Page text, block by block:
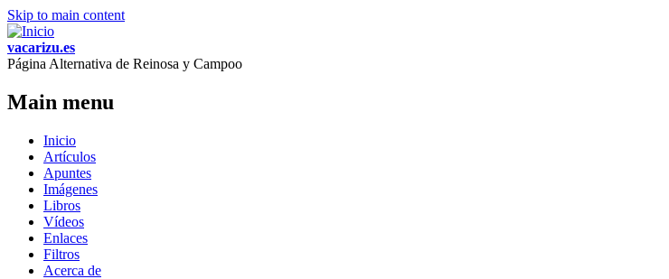
Skip to main content
vacarizu.es
Página Alternativa de Reinosa y Campoo
Main menu
Inicio
Artículos
Apuntes
Imágenes
Libros
Vídeos
Enlaces
Filtros
Acerca de